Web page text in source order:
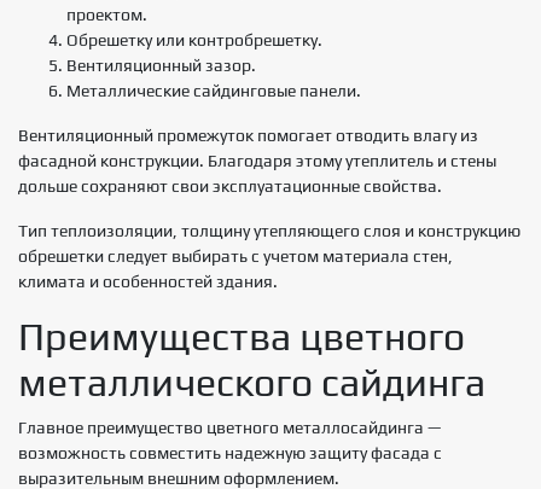
проектом.
Обрешетку или контробрешетку.
Вентиляционный зазор.
Металлические сайдинговые панели.
Вентиляционный промежуток помогает отводить влагу из
фасадной конструкции. Благодаря этому утеплитель и стены
дольше сохраняют свои эксплуатационные свойства.
Тип теплоизоляции, толщину утепляющего слоя и конструкцию
обрешетки следует выбирать с учетом материала стен,
климата и особенностей здания.
Преимущества цветного
металлического сайдинга
Главное преимущество цветного металлосайдинга —
возможность совместить надежную защиту фасада с
выразительным внешним оформлением.